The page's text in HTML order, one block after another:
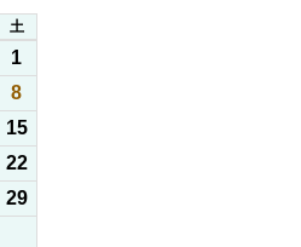
土
1
8
15
22
29